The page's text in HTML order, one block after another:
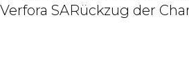
SARückzug der Charge: